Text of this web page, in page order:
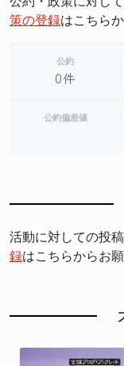
策の登録はこちら
公約
0件
公約偏差値
活動に対しての投
録はこちらからお願